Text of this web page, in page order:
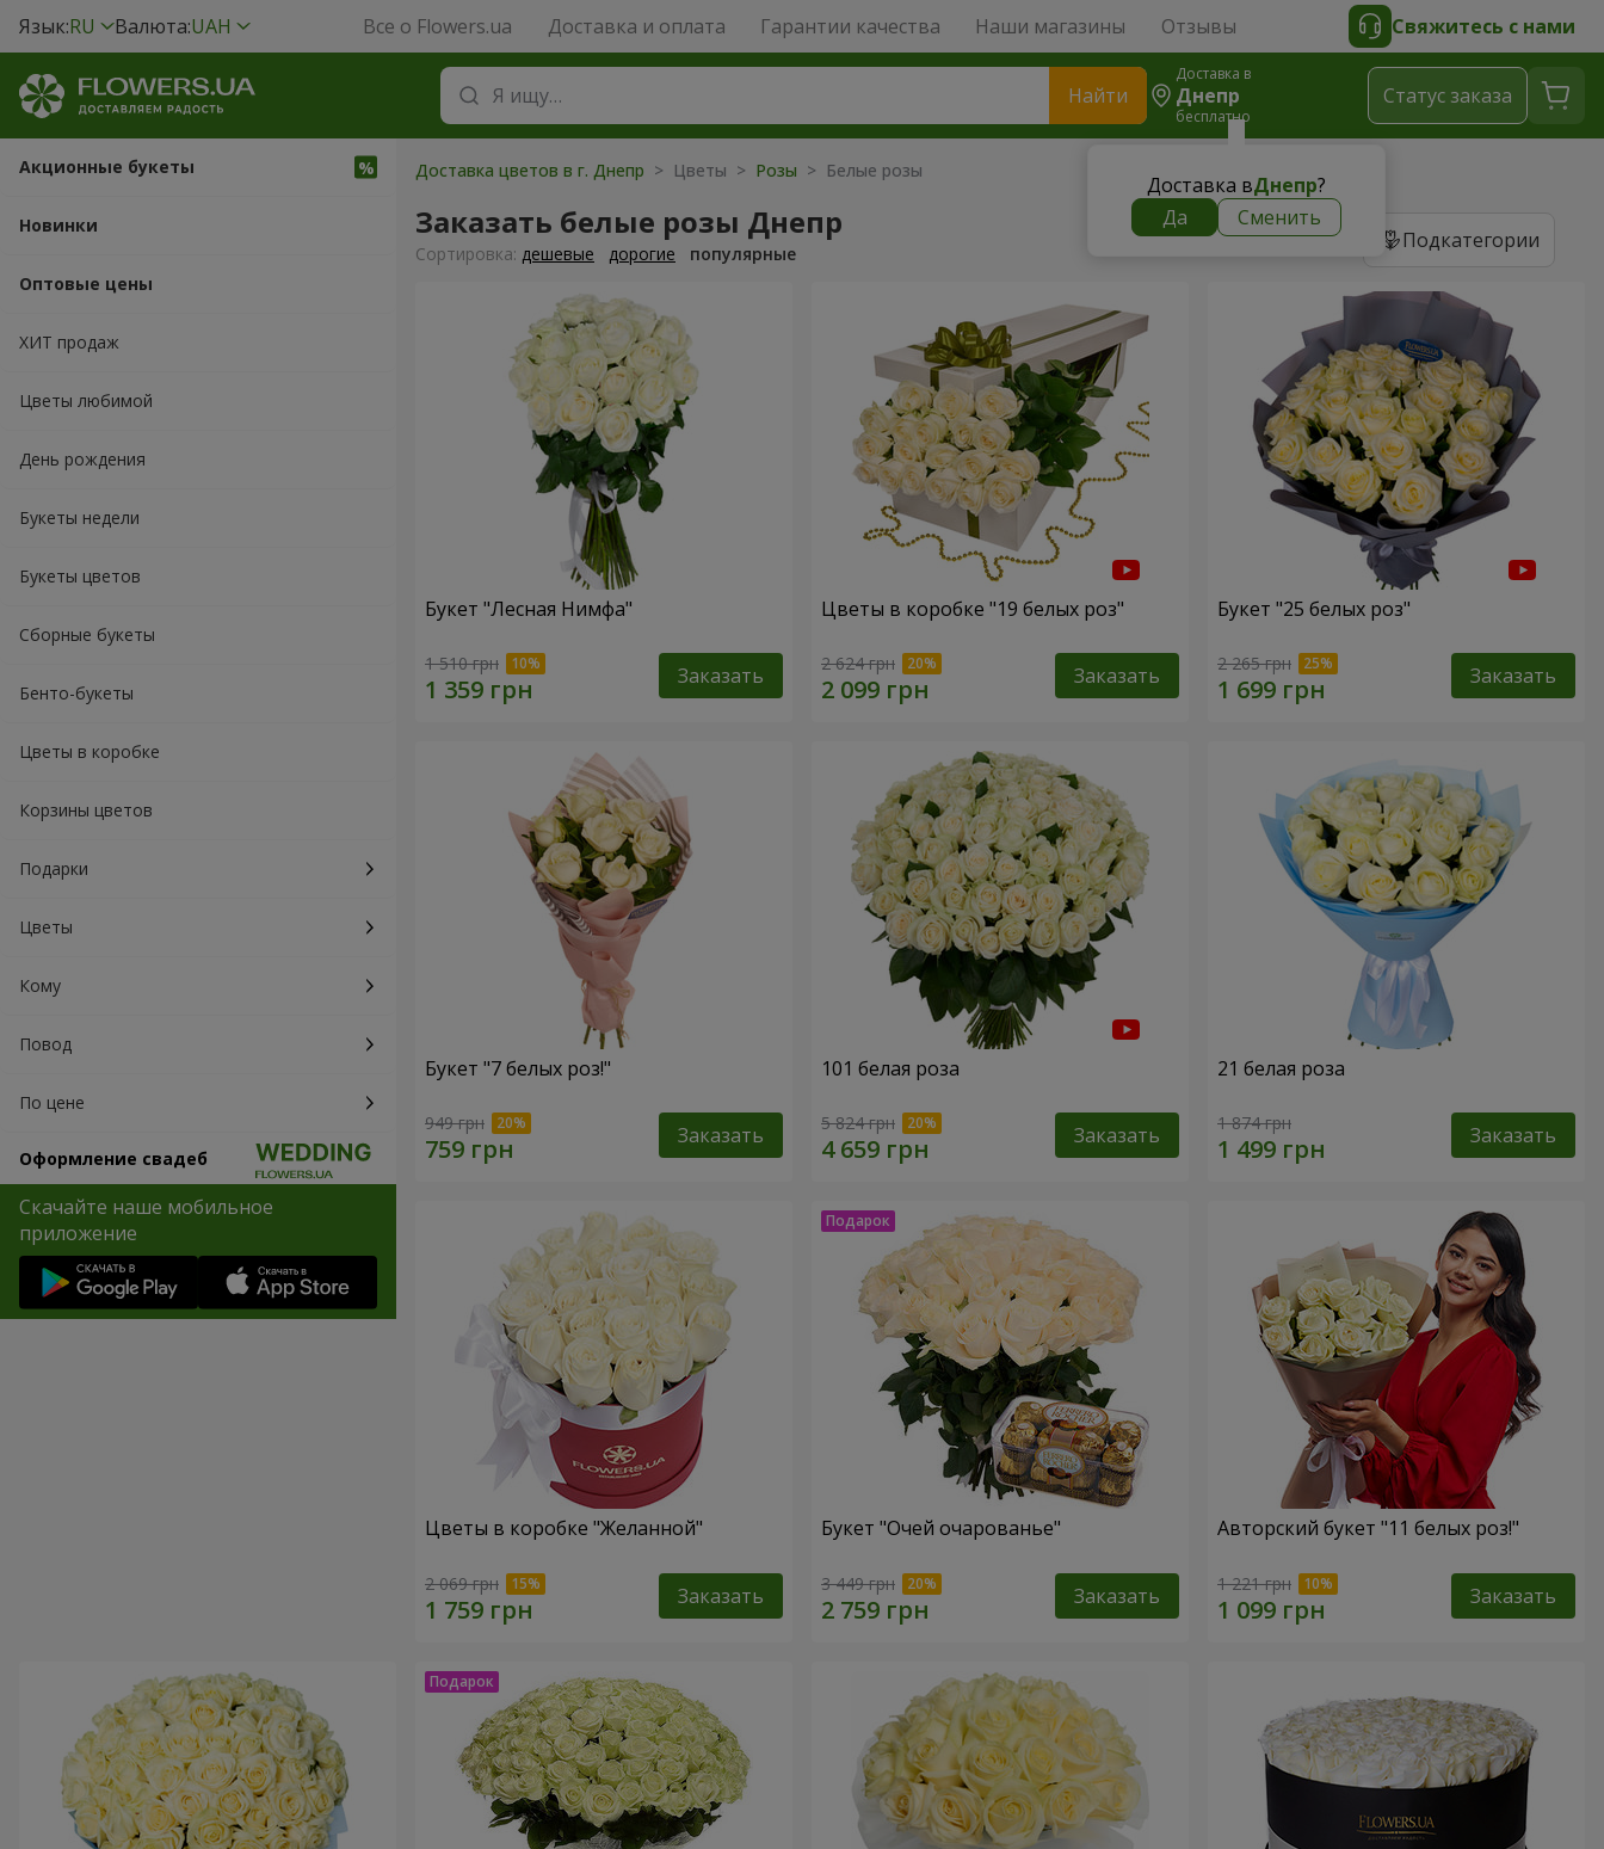
Язык:RU Валюта:UAH Все о Flowers.ua Доставка и оплата Гарантии качества Наши магазины Отзывы Свяжитесь с нами
Найти
Доставка в
Днепр
бесплатно
Доставка вДнепр?
Да
Сменить
Cтатус заказа
Акционные букеты
Новинки
Оптовые цены
ХИТ продаж
Цветы любимой
День рождения
Букеты недели
Букеты цветов
Сборные букеты
Бенто-букеты
Цветы в коробке
Корзины цветов
Подарки
Цветы
Кому
Повод
По цене
Оформление свадеб
Скачайте наше мобильное
приложение
Доставка цветов в г. Днепр > Цветы > Розы > Белые розы
Заказать белые розы Днепр Подкатегории
Cортировка: дешевые дорогие популярные
Букет "Лесная Нимфа"
1 510 грн Заказать
Цветы в коробке "19 белых роз"
2 624 грн Заказать
Букет "25 белых роз"
2 265 грн Заказать
Букет "7 белых роз!"
949 грн Заказать
101 белая роза
5 824 грн Заказать
21 белая роза
1 874 грн Заказать
Цветы в коробке "Желанной"
2 069 грн Заказать
Букет "Очей очарованье"
3 449 грн Заказать
Авторский букет "11 белых роз!"
1 221 грн Заказать